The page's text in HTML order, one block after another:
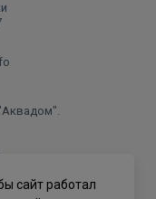
сайт работал